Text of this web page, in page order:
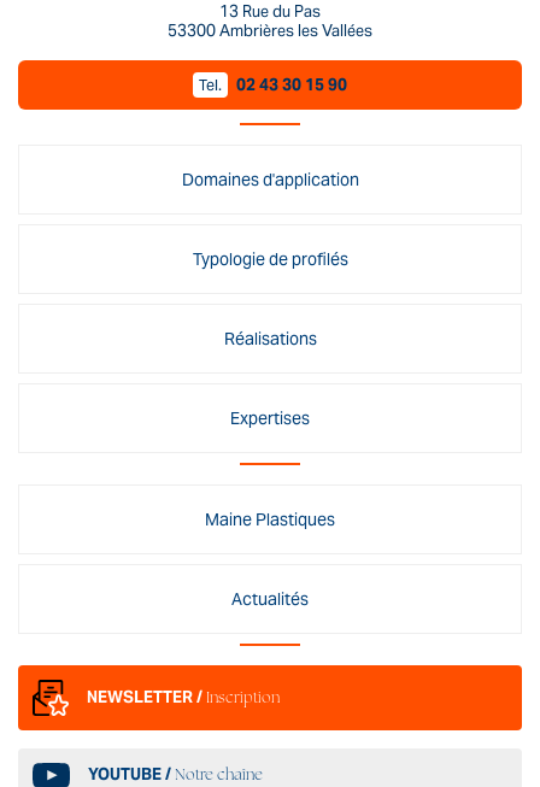
13 Rue du Pas
53300 Ambrières les Vallées
Tel. 02 43 30 15 90
Domaines d'application
Typologie de profilés
Réalisations
Expertises
Maine Plastiques
Actualités
NEWSLETTER / Inscription
YOUTUBE /Notre chaîne